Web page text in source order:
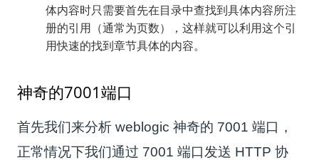
体内容时只需要首先在目录中查找到具体内容所注
册的引用（通常为页数），这样就可以利用这个引
用快速的找到章节具体的内容。
神奇的7001端口
首先我们来分析 weblogic 神奇的 7001 端口，
正常情况下我们通过 7001 端口发送 HTTP 协